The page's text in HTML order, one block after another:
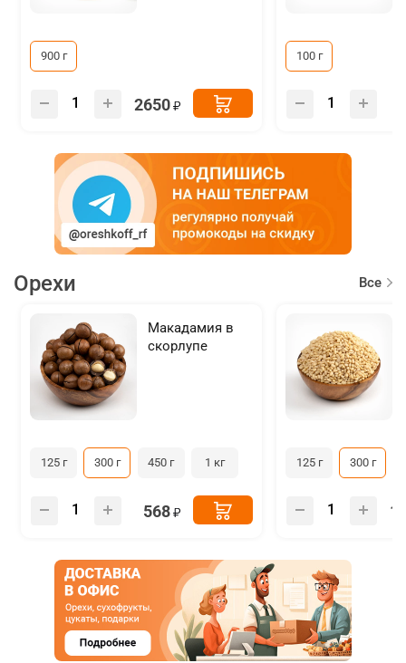
900 г
2650
100 г
Орехи
Все
Макадамия в
скорлупе
125 г 300 г 450 г 1 кг
568
125 г 300 г